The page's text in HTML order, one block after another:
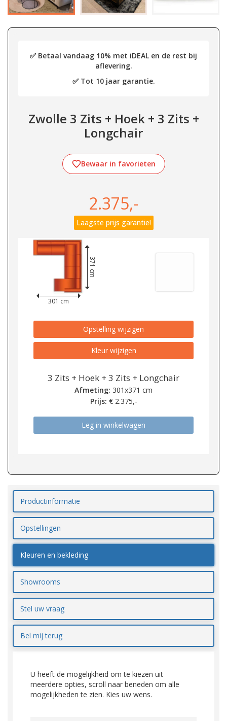
✅ Betaal vandaag 10% met iDEAL en de rest bij
aflevering.
✅ Tot 10 jaar garantie.
Zwolle 3 Zits + Hoek + 3 Zits +
Longchair
Bewaar in favorieten
2.375,-
Laagste prijs garantie!
301 cm
371 cm
Opstelling wijzigen
Kleur wijzigen
3 Zits + Hoek + 3 Zits + Longchair
Afmeting: 301x371 cm
Prijs: € 2.375,-
Leg in winkelwagen
Productinformatie
Opstellingen
Kleuren en bekleding
Showrooms
Stel uw vraag
Bel mij terug
U heeft de mogelijkheid om te kiezen uit
meerdere opties, scroll naar beneden om alle
mogelijkheden te zien. Kies uw wens.